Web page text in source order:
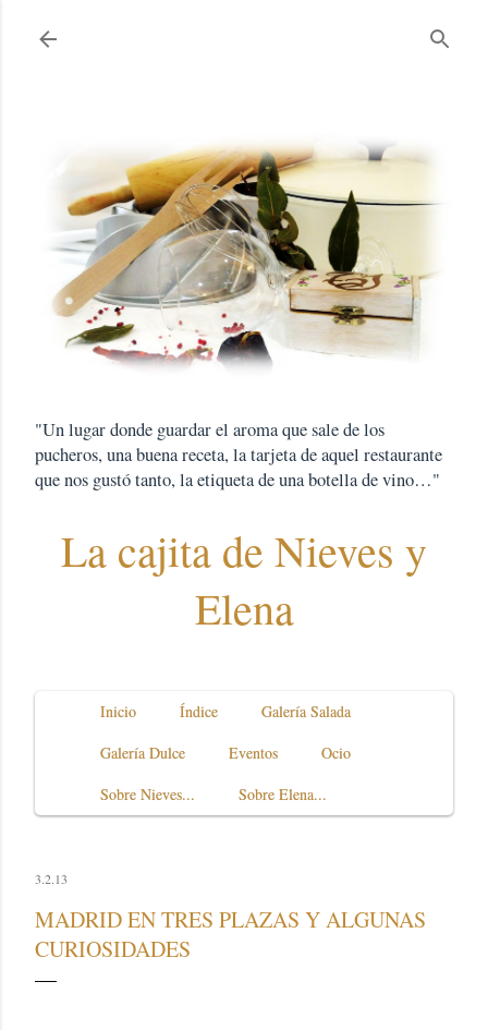
"Un lugar donde guardar el aroma que sale de los
pucheros, una buena receta, la tarjeta de aquel restaurante
que nos gustó tanto, la etiqueta de una botella de vino…"
La cajita de Nieves y
Elena
Inicio Índice
Galería Salada
Galería Dulce
Eventos
Ocio
Sobre Nieves...
Sobre Elena...
3.2.13
MADRID EN TRES PLAZAS Y ALGUNAS
CURIOSIDADES